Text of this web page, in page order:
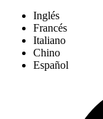
Inglés
Francés
Italiano
Chino
Español